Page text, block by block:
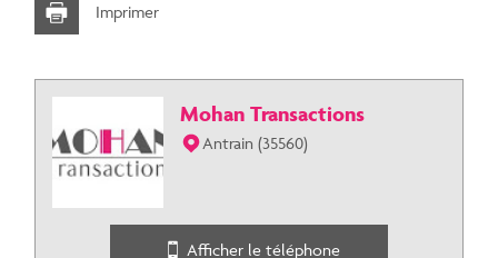
Leaflet |©
statistiques
Imprimer
Mohan Transactions
Antrain (35560)
Afficher le téléphone